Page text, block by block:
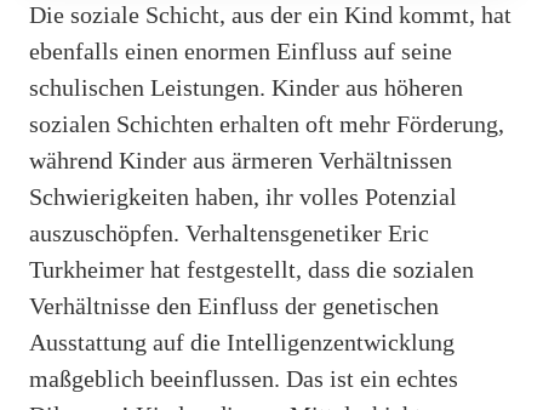
Die soziale Schicht, aus der ein Kind kommt, hat
ebenfalls einen enormen Einfluss auf seine
schulischen Leistungen. Kinder aus höheren
sozialen Schichten erhalten oft mehr Förderung,
während Kinder aus ärmeren Verhältnissen
Schwierigkeiten haben, ihr volles Potenzial
auszuschöpfen. Verhaltensgenetiker Eric
Turkheimer hat festgestellt, dass die sozialen
Verhältnisse den Einfluss der genetischen
Ausstattung auf die Intelligenzentwicklung
maßgeblich beeinflussen. Das ist ein echtes